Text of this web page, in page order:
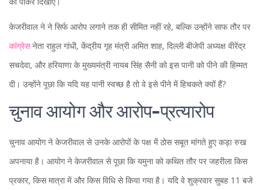
केजरीवाल ने ने सिर्फ आरोप लगाने तक ही सीमित नहीं रहे, बल्कि उन्होंने साफ तौर पर
कांग्रेसनेता राहुल गांधी, केंद्रीय गृह मंत्री अमित शाह, दिल्ली बीजेपी अध्यक्ष वीरेंद्र
सचदेवा, और हरियाणा के मुख्यमंत्री नायब सिंह सैनी को इस पानी को पीने की हिम्मत
दी। उन्होंने पूछा कि यदि यह पानी स्वच्छ है तो वे इसे पीने में हिचकते क्यों हैं?
चुनाव आयोग और आरोप-प्रत्यारोप
चुनाव आयोग ने केजरीवाल से उनके आरोपों के पक्ष में ठोस सबूत मांगते हुए कड़ा रुख
अपनाया है। आयोग ने केजरीवाल से पूछा कि यमुना को कथित तौर पर जहरीला किस
प्रकार, किस मात्रा में और किस विधि से किया गया है। यदि वे शुक्रवार सुबह 11 बजे